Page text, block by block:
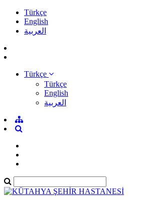
Türkçe
English
العربية
Türkçe
Türkçe
English
العربية